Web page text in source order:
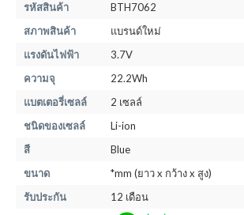
รหัสสินค้า
BTH7062
สภาพสินค้า
แบรนด์ใหม่
แรงดันไฟฟ้า
3.7V
ความจุ
22.2Wh
แบตเตอรี่เซลล์
2 เซลล์
ชนิดของเซลล์
Li-ion
สี
Blue
ขนาด
*mm (ยาว x กว้าง x สูง)
รับประกัน
12 เดือน